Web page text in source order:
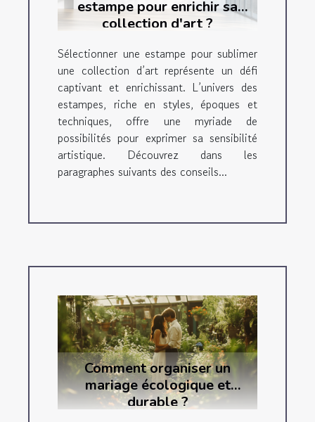
estampe pour enrichir sa
collection d'art ?
Sélectionner une estampe pour sublimer
une collection d’art représente un défi
captivant et enrichissant. L’univers des
estampes, riche en styles, époques et
techniques, offre une myriade de
possibilités pour exprimer sa sensibilité
artistique. Découvrez dans les
paragraphes suivants des conseils...
Comment organiser un
mariage écologique et
durable ?